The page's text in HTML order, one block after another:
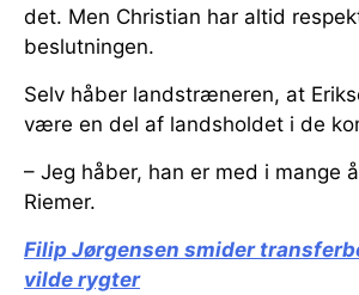
det. Men Christian har altid
beslutningen.
Selv håber landstræneren, at
være en del af landsholdet i de
– Jeg håber, han er med i mange
Riemer.
Filip Jørgensen smider
vilde rygter